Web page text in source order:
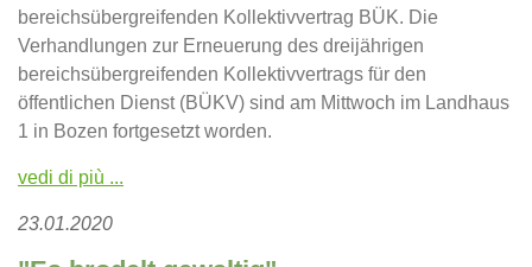
bereichsübergreifenden Kollektivvertrag BÜK. Die
Verhandlungen zur Erneuerung des dreijährigen
bereichsübergreifenden Kollektivvertrags für den
öffentlichen Dienst (BÜKV) sind am Mittwoch im Landhaus
1 in Bozen fortgesetzt worden.
vedi di più ...
23.01.2020